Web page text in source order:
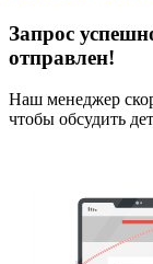
Запрос
отправлен!
Наш менеджер
чтобы обсудить